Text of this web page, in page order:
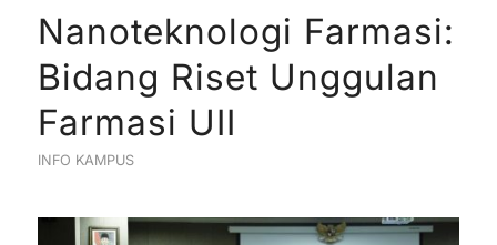
Nanoteknologi Farmasi:
Bidang Riset Unggulan
Farmasi UII
INFO KAMPUS